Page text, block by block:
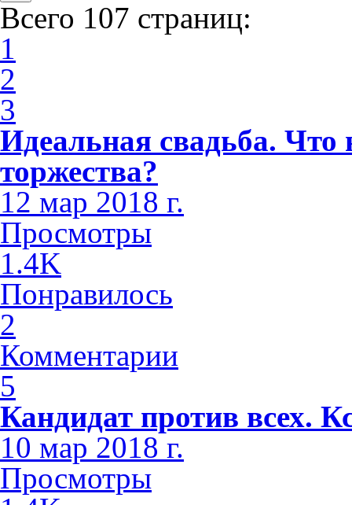
Всего 107 страниц:
1
2
3
Идеальная свадьба. Что
торжества?
12 мар 2018 г.
Просмотры
1.4K
Понравилось
2
Комментарии
5
Кандидат против всех.
10 мар 2018 г.
Просмотры